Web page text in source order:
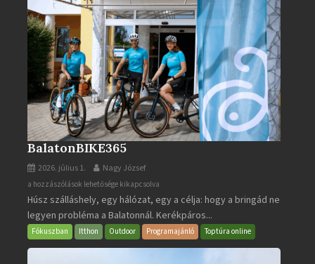
BalatonBIKE365
2026. július 1. Nagy József
BalatonBIKE365
bejegyzéshez
a hozzászólások lehetősége kikapcsolva
Húsz szálláshely, egy hálózat, egy a célja: hogy a bringád ne
legyen probléma a Balatonnál. Kerékpáros...
Fókuszban Itthon Outdoor Programajánló Toptúra online